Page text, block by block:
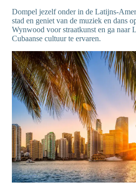
Dompel jezelf onder in de Latijns-
stad en geniet van de muziek en dans
Wynwood voor straatkunst en ga naar
Cubaanse cultuur te ervaren.